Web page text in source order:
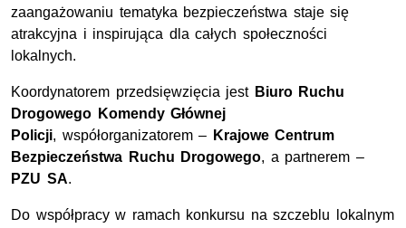
zaangażowaniu tematyka bezpieczeństwa staje się
atrakcyjna i inspirująca dla całych społeczności
lokalnych.
Koordynatorem przedsięwzięcia jest Biuro Ruchu
Drogowego Komendy Głównej
Policji, współorganizatorem – Krajowe Centrum
Bezpieczeństwa Ruchu Drogowego, a partnerem –
PZU SA.
Do współpracy w ramach konkursu na szczeblu lokalnym